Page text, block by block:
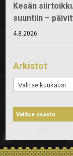
Kesän
suuntiin –
4.8.2026
Arkistot
Arkistot